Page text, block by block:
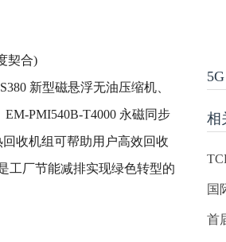
契合)
新型磁悬浮无油压缩机、
PMI540B-T4000 永磁同步
收机组可帮助用户高效回收
工厂节能减排实现绿色转型的
5G
相
国
首